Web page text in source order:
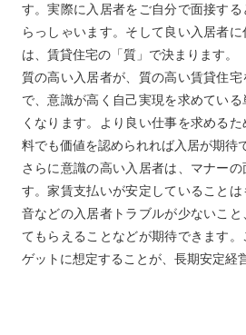
す。実際に入居者をご自分で面接す
らっしゃいます。そして良い入居者
は、賃貸住宅の「質」で決まります。
質の高い入居者が、質の高い賃貸住
で、意識が高く自己実現を求めてい
くなります。より良い仕事を求める
料でも価値を認められれば入居が期待
さらに意識の高い入居者は、マナー
す。家賃支払いが安定していること
音などの入居者トラブルが少ないこ
てもらえることなどが期待できます
ゲットに想定することが、長期安定経